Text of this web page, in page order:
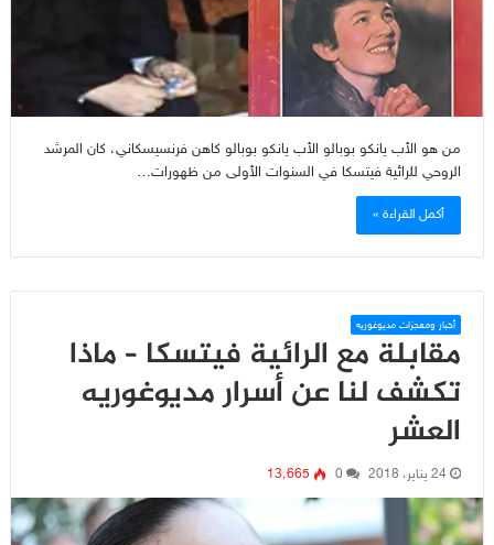
من هو الأب يانكو بوبالو الأب يانكو بوبالو كاهن فرنسيسكاني، كان المرشد
الروحي للرائية فيتسكا في السنوات الأولى من ظهورات…
أكمل القراءة »
أخبار ومعجزات مديوغوريه
مقابلة مع الرائية فيتسكا – ماذا
تكشف لنا عن أسرار مديوغوريه
العشر
24 يناير، 2018 0 13٬665